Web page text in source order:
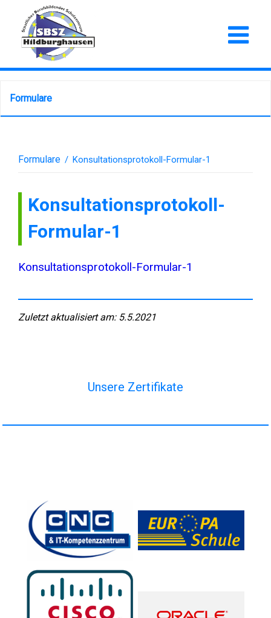
Formulare
Formulare / Konsultationsprotokoll-Formular-1
Konsultationsprotokoll-
Formular-1
Konsultationsprotokoll-Formular-1
Zuletzt aktualisiert am: 5.5.2021
Unsere Zertifikate